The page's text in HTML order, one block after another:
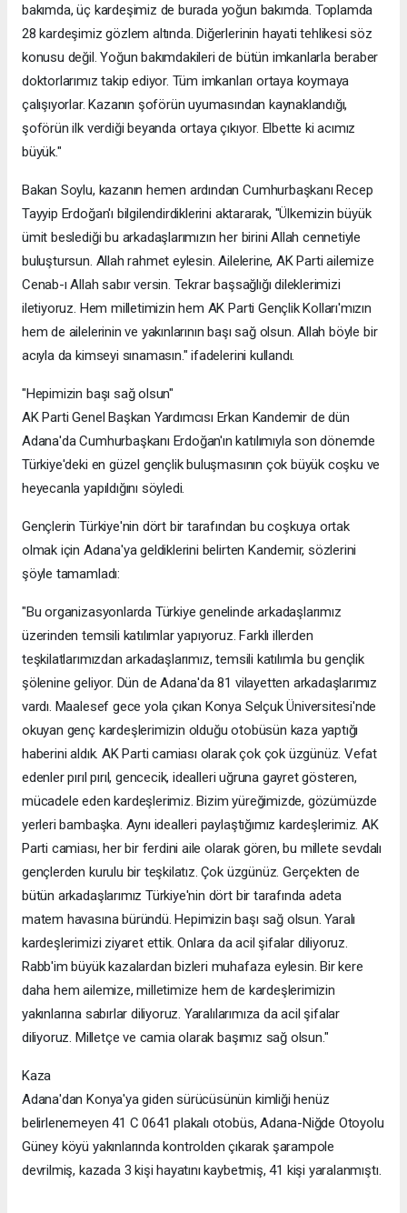
bakımda, üç kardeşimiz de burada yoğun bakımda. Toplamda
28 kardeşimiz gözlem altında. Diğerlerinin hayati tehlikesi söz
konusu değil. Yoğun bakımdakileri de bütün imkanlarla beraber
doktorlarımız takip ediyor. Tüm imkanları ortaya koymaya
çalışıyorlar. Kazanın şoförün uyumasından kaynaklandığı,
şoförün ilk verdiği beyanda ortaya çıkıyor. Elbette ki acımız
büyük."
Bakan Soylu, kazanın hemen ardından Cumhurbaşkanı Recep
Tayyip Erdoğan'ı bilgilendirdiklerini aktararak, "Ülkemizin büyük
ümit beslediği bu arkadaşlarımızın her birini Allah cennetiyle
buluştursun. Allah rahmet eylesin. Ailelerine, AK Parti ailemize
Cenab-ı Allah sabır versin. Tekrar başsağlığı dileklerimizi
iletiyoruz. Hem milletimizin hem AK Parti Gençlik Kolları'mızın
hem de ailelerinin ve yakınlarının başı sağ olsun. Allah böyle bir
acıyla da kimseyi sınamasın." ifadelerini kullandı.
"Hepimizin başı sağ olsun"
AK Parti Genel Başkan Yardımcısı Erkan Kandemir de dün
Adana'da Cumhurbaşkanı Erdoğan'ın katılımıyla son dönemde
Türkiye'deki en güzel gençlik buluşmasının çok büyük coşku ve
heyecanla yapıldığını söyledi.
Gençlerin Türkiye'nin dört bir tarafından bu coşkuya ortak
olmak için Adana'ya geldiklerini belirten Kandemir, sözlerini
şöyle tamamladı:
"Bu organizasyonlarda Türkiye genelinde arkadaşlarımız
üzerinden temsili katılımlar yapıyoruz. Farklı illerden
teşkilatlarımızdan arkadaşlarımız, temsili katılımla bu gençlik
şölenine geliyor. Dün de Adana'da 81 vilayetten arkadaşlarımız
vardı. Maalesef gece yola çıkan Konya Selçuk Üniversitesi'nde
okuyan genç kardeşlerimizin olduğu otobüsün kaza yaptığı
haberini aldık. AK Parti camiası olarak çok çok üzgünüz. Vefat
edenler pırıl pırıl, gencecik, idealleri uğruna gayret gösteren,
mücadele eden kardeşlerimiz. Bizim yüreğimizde, gözümüzde
yerleri bambaşka. Aynı idealleri paylaştığımız kardeşlerimiz. AK
Parti camiası, her bir ferdini aile olarak gören, bu millete sevdalı
gençlerden kurulu bir teşkilatız. Çok üzgünüz. Gerçekten de
bütün arkadaşlarımız Türkiye'nin dört bir tarafında adeta
matem havasına büründü. Hepimizin başı sağ olsun. Yaralı
kardeşlerimizi ziyaret ettik. Onlara da acil şifalar diliyoruz.
Rabb'im büyük kazalardan bizleri muhafaza eylesin. Bir kere
daha hem ailemize, milletimize hem de kardeşlerimizin
yakınlarına sabırlar diliyoruz. Yaralılarımıza da acil şifalar
diliyoruz. Milletçe ve camia olarak başımız sağ olsun."
Kaza
Adana'dan Konya'ya giden sürücüsünün kimliği henüz
belirlenemeyen 41 C 0641 plakalı otobüs, Adana-Niğde Otoyolu
Güney köyü yakınlarında kontrolden çıkarak şarampole
devrilmiş, kazada 3 kişi hayatını kaybetmiş, 41 kişi yaralanmıştı.